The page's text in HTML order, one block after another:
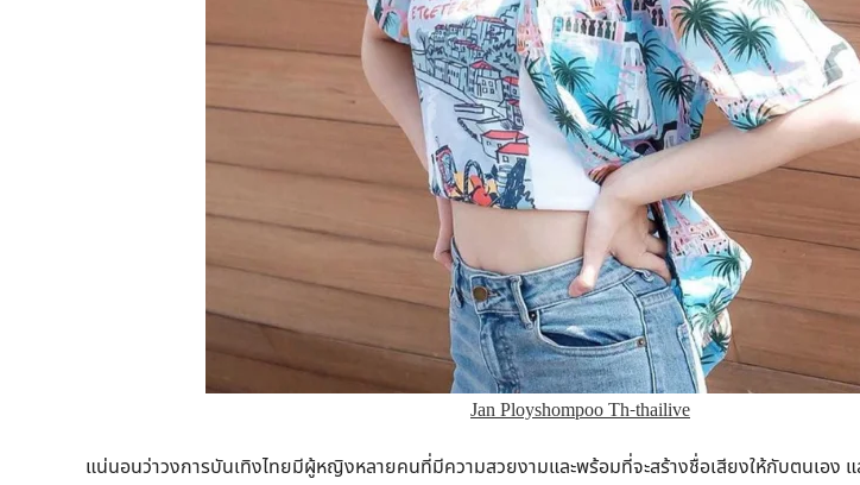
Jan Ployshompoo Th-thailive
แน่นอนว่าวงการบันเทิงไทยมีผู้หญิงหลายคนที่มีความสวยงามและพร้อมที่จะสร้างชื่อเสียงให้กับตนเอง